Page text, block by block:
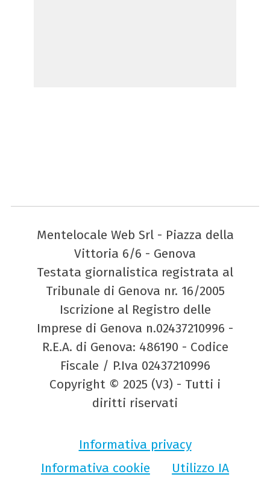
Mentelocale Web Srl - Piazza della
Vittoria 6/6 - Genova
Testata giornalistica registrata al
Tribunale di Genova nr. 16/2005
Iscrizione al Registro delle
Imprese di Genova n.02437210996 -
R.E.A. di Genova: 486190 - Codice
Fiscale / P.Iva 02437210996
Copyright © 2025 (V3) - Tutti i
diritti riservati
Informativa privacy
Informativa cookie
Utilizzo IA